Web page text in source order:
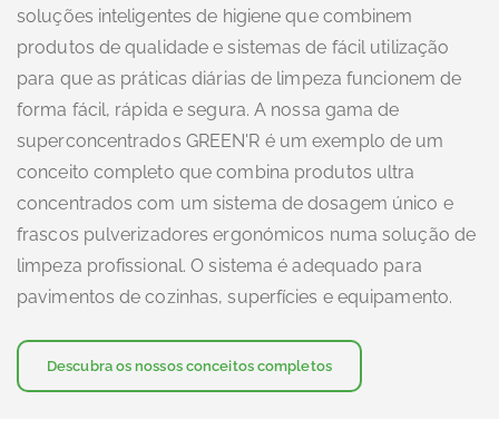
soluções inteligentes de higiene que combinem
produtos de qualidade e sistemas de fácil utilização
para que as práticas diárias de limpeza funcionem de
forma fácil, rápida e segura. A nossa gama de
superconcentrados GREEN'R é um exemplo de um
conceito completo que combina produtos ultra
concentrados com um sistema de dosagem único e
frascos pulverizadores ergonómicos numa solução de
limpeza profissional. O sistema é adequado para
pavimentos de cozinhas, superfícies e equipamento.
Descubra os nossos conceitos completos